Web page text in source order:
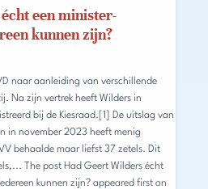
een minister-
kunnen zijn?
naar aanleiding van verschillende
Na zijn vertrek heeft Wilders in
bij de Kiesraad.[1] De uitslag van
in november 2023 heeft menig
behaalde maar liefst 37 zetels. Dit
The post Had Geert Wilders écht
kunnen zijn? appeared first on